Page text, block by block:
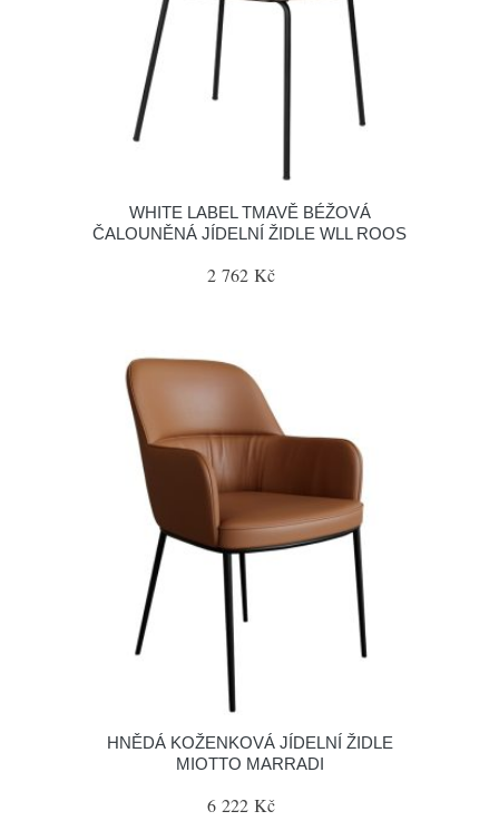
WHITE LABEL TMAVĚ BÉŽOVÁ
ČALOUNĚNÁ JÍDELNÍ ŽIDLE WLL ROOS
2 762 Kč
HNĚDÁ KOŽENKOVÁ JÍDELNÍ ŽIDLE
MIOTTO MARRADI
6 222 Kč